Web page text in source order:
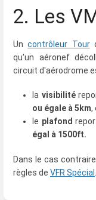
2. Les
Uncontrôleur Tour
qu'un aéronef
circuit d'aérodrome
la visibilité
ou égale à 5km,
le plafond
égal à 1500ft.
Dans le cas
règles de VFR Spécial